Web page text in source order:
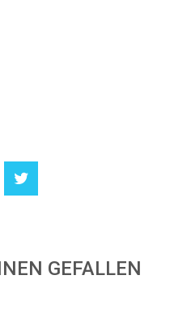
GEFALLEN